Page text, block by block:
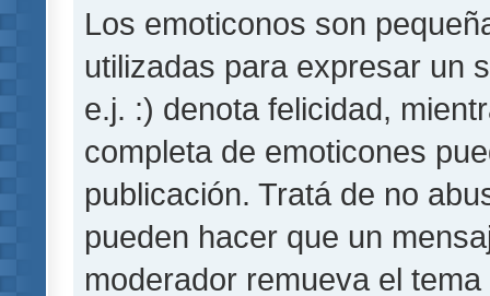
Los emoticonos son
utilizadas para expresar un
e.j. :) denota felicidad,
completa de emoticones
publicación. Tratá de no
pueden hacer que un
moderador remueva el